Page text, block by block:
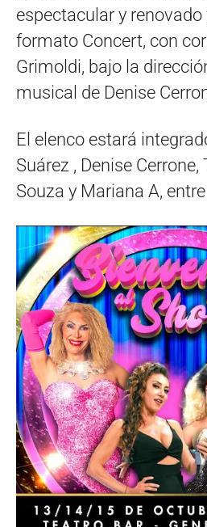
espectacular y renovado
formato Concert, con
Grimoldi, bajo la
musical de Denise
El elenco estará
Suárez , Denise
Souza y Mariana A,